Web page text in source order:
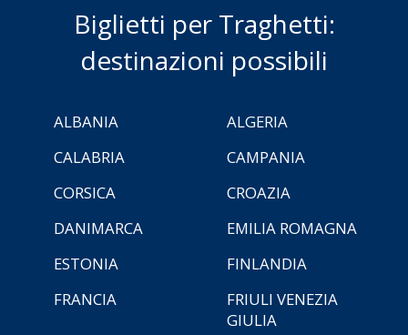
Biglietti per Traghetti:
destinazioni possibili
ALBANIA
ALGERIA
CALABRIA
CAMPANIA
CORSICA
CROAZIA
DANIMARCA
EMILIA ROMAGNA
ESTONIA
FINLANDIA
FRANCIA
FRIULI VENEZIA
GIULIA